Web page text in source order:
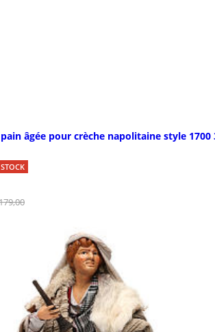
âgée pour crèche napolitaine style 1700